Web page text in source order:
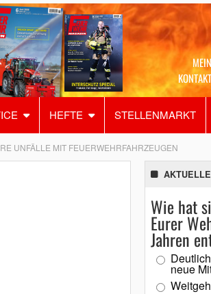
HEFTE STELLENMARKTAlles
UNFÄLLE MIT FEUERWEHRFAHRZEUGEN
Wie hat
Eurer
Jahren
neue